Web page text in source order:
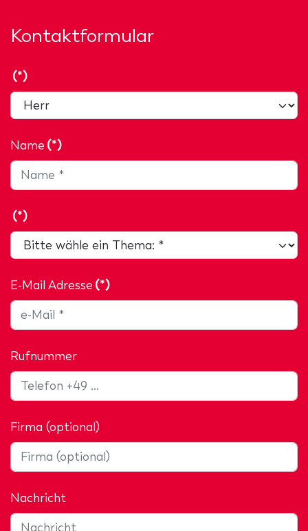
Kontaktformular
(*)
Name (*)
(*)
E-Mail Adresse (*)
Rufnummer
Firma (optional)
Nachricht